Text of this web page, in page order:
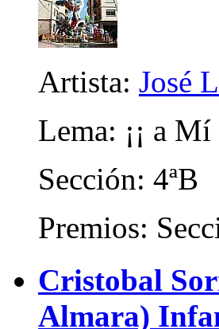
Artista: José
Lema: ¡¡ a
Sección: 4ªB
Premios:
Cristobal
Almara)